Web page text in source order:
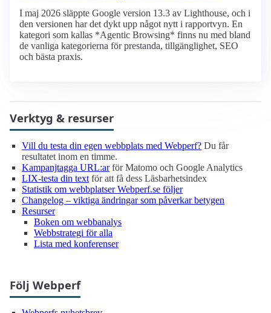
I maj 2026 släppte Google version 13.3 av Lighthouse, och i
den versionen har det dykt upp något nytt i rapportvyn. En
kategori som kallas *Agentic Browsing* finns nu med bland
de vanliga kategorierna för prestanda, tillgänglighet, SEO
och bästa praxis.
Verktyg & resurser
Vill du testa din egen webbplats med Webperf? Du får
resultatet inom en timme.
Kampanjtagga URL:arför Matomo och Google Analytics
LIX-testa din text för att få dess Läsbarhetsindex
Statistik om webbplatser Webperf.se följer
Changelog – viktiga ändringar som påverkar betygen
Resurser
Boken om webbanalys
Webbstrategi för alla
Lista med konferenser
Följ Webperf